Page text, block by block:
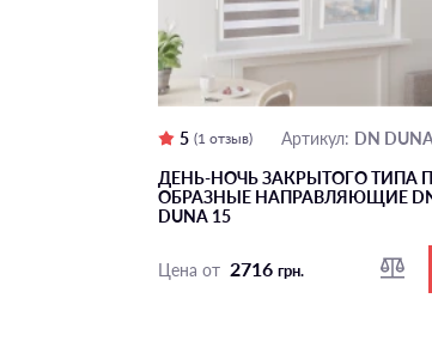
5 (1 отзыв) Артикул: DN
ДЕНЬ-НОЧЬ ЗАКРЫТОГО ТИПА
ОБРАЗНЫЕ НАПРАВЛЯЮЩИЕ
DUNA 15
Цена от 2716 грн.